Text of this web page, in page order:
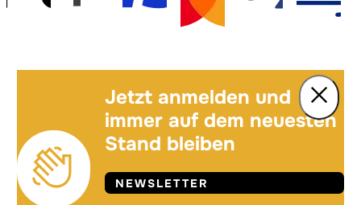
Jetzt anmelden und
immer auf dem neuesten
Stand bleiben
NEWSLETTER